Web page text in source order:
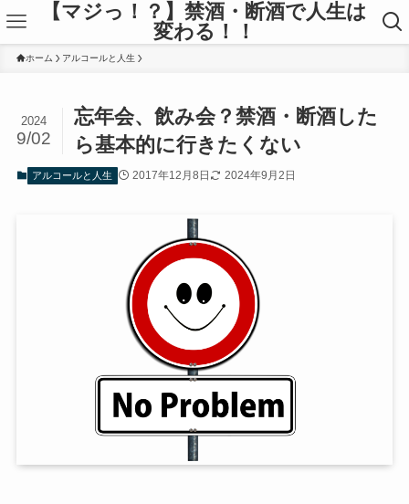
【マジっ！？】禁酒・断酒で人生は
変わる！！
ホーム アルコールと人生
忘年会、飲み会？禁酒・断酒した
ら基本的に行きたくない
2024
9/02
アルコールと人生 2017年12月8日 2024年9月2日